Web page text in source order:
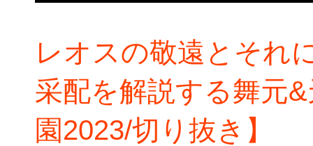
レオスの敬遠とそれ
采配を解説する舞元
園2023/切り抜き】